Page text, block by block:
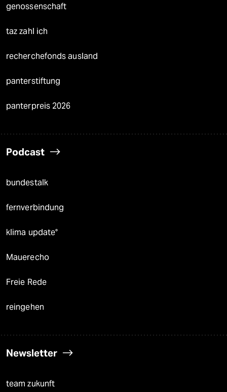
genossenschaft
taz zahl ich
recherchefonds ausland
panterstiftung
panterpreis 2026
Podcast
bundestalk
fernverbindung
klima update°
Mauerecho
Freie Rede
reingehen
Newsletter
team zukunft